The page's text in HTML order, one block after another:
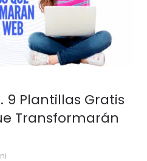
9 Plantillas Gratis
Transformarán